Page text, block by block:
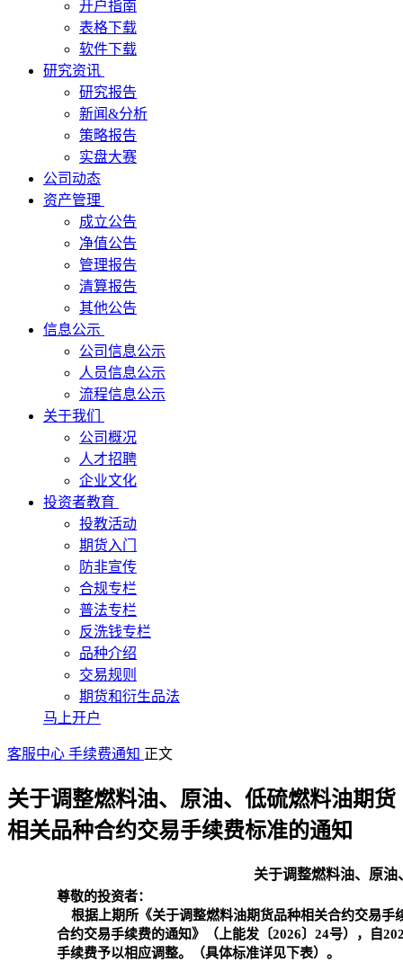
开户指南
表格下载
软件下载
研究资讯
研究报告
新闻&分析
策略报告
实盘大赛
公司动态
资产管理
成立公告
净值公告
管理报告
清算报告
其他公告
信息公示
公司信息公示
人员信息公示
流程信息公示
关于我们
公司概况
人才招聘
企业文化
投资者教育
投教活动
期货入门
防非宣传
合规专栏
普法专栏
反洗钱专栏
品种介绍
交易规则
期货和衍生品法
马上开户
客服中心 手续费通知 正文
关于调整燃料油、原油、低硫燃料油期货
相关品种合约交易手续费标准的通知
关于调整燃料油、原
尊敬的投资者：
根据上期所《关于调整燃料油期货品种相关合约交易手
合约交易手续费的通知》（上能发〔2026〕24号），自
手续费予以相应调整。（具体标准详见下表）。